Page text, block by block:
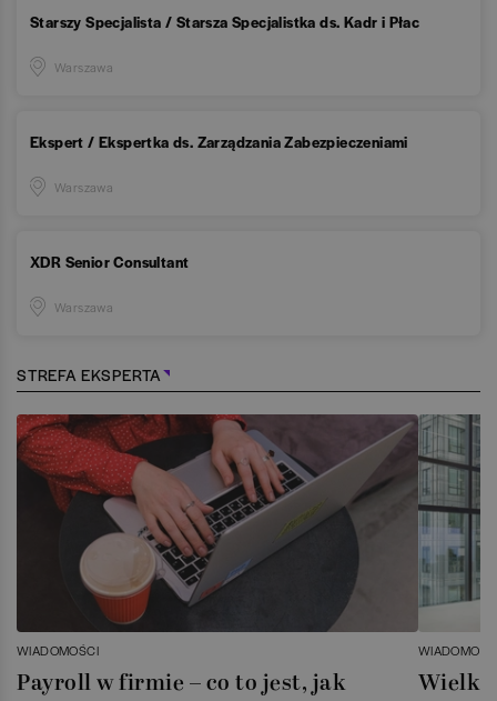
Starszy Specjalista / Starsza Specjalistka ds. Kadr i Płac
Warszawa
Ekspert / Ekspertka ds. Zarządzania Zabezpieczeniami
Warszawa
XDR Senior Consultant
Warszawa
STREFA EKSPERTA
WIADOMOŚCI
Payroll w firmie – co to jest, jak